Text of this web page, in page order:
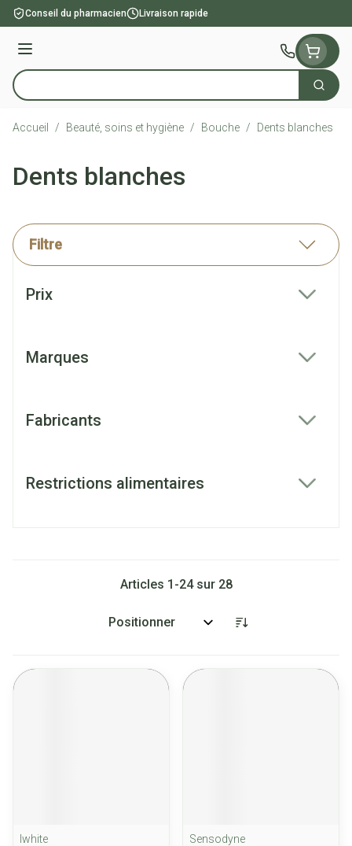
Aller au contenu
Conseil du pharmacien Livraison rapide
Menu
Rechercher
Accueil / Beauté, soins et hygiène / Bouche / Dents blanches
Dents blanches
Filtre
Prix
Marques
Fabricants
Restrictions alimentaires
Articles 1 -24sur 28
Trier par:
Iwhite
Sensodyne